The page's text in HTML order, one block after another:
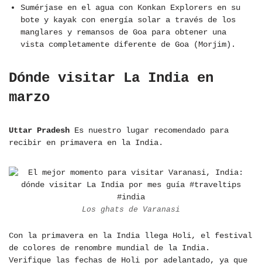
Sumérjase en el agua con Konkan Explorers en su
bote y kayak con energía solar a través de los
manglares y remansos de Goa para obtener una
vista completamente diferente de Goa (Morjim).
Dónde visitar La India en
marzo
Uttar Pradesh Es nuestro lugar recomendado para
recibir en primavera en la India.
Los ghats de Varanasi
Con la primavera en la India llega Holi, el festival
de colores de renombre mundial de la India.
Verifique las fechas de Holi por adelantado, ya que